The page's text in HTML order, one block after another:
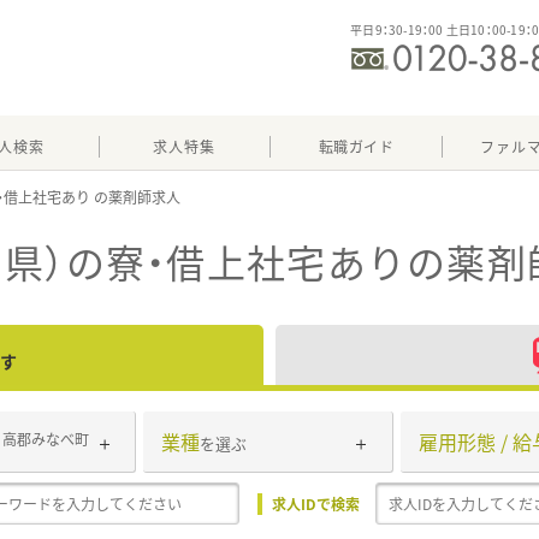
平日9：30-19：00 土日10：00-19
検索 求人特集 転職ガイド ファル
借上社宅あり
）の寮・借上社宅あり の薬剤
郡みなべ町 業種を選ぶ 雇用形態 / 給
求人IDで検索